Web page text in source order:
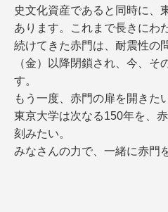
史文化資産であると同時に、
あります。これまで長きにわ
続けてきた赤門は、耐震性の
（金）以降閉鎖され、今、そ
す。
もう一度、赤門の扉を開きた
東京大学は次なる150年を、
刻みたい。
みなさんの力で、一緒に赤門